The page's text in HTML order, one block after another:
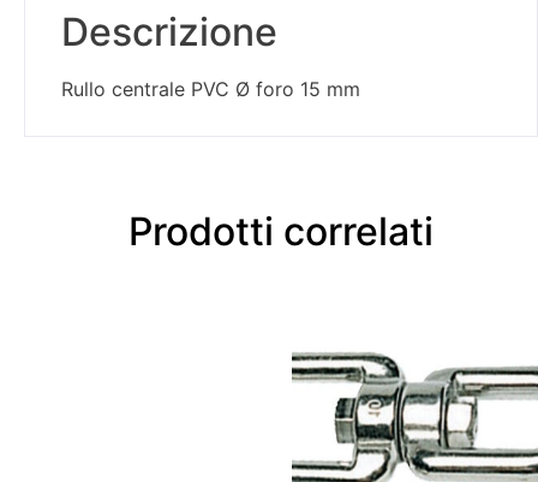
Descrizione
Rullo centrale PVC Ø foro 15 mm
Prodotti correlati